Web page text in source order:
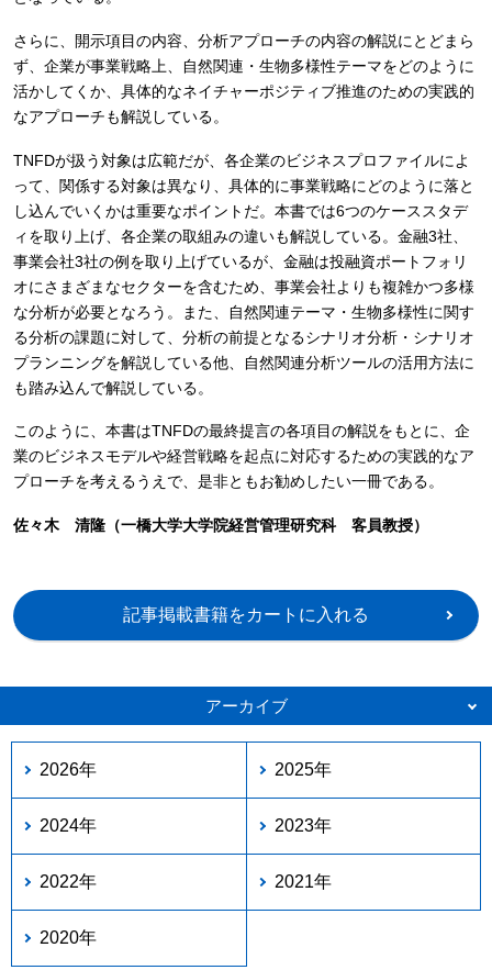
さらに、開示項目の内容、分析アプローチの内容の解説にとどまら
ず、企業が事業戦略上、自然関連・生物多様性テーマをどのように
活かしてくか、具体的なネイチャーポジティブ推進のための実践的
なアプローチも解説している。
TNFDが扱う対象は広範だが、各企業のビジネスプロファイルによ
って、関係する対象は異なり、具体的に事業戦略にどのように落と
し込んでいくかは重要なポイントだ。本書では6つのケーススタデ
ィを取り上げ、各企業の取組みの違いも解説している。金融3社、
事業会社3社の例を取り上げているが、金融は投融資ポートフォリ
オにさまざまなセクターを含むため、事業会社よりも複雑かつ多様
な分析が必要となろう。また、自然関連テーマ・生物多様性に関す
る分析の課題に対して、分析の前提となるシナリオ分析・シナリオ
プランニングを解説している他、自然関連分析ツールの活用方法に
も踏み込んで解説している。
このように、本書はTNFDの最終提言の各項目の解説をもとに、企
業のビジネスモデルや経営戦略を起点に対応するための実践的なア
プローチを考えるうえで、是非ともお勧めしたい一冊である。
佐々木 清隆（一橋大学大学院経営管理研究科 客員教授）
記事掲載書籍をカートに入れる
アーカイブ
2026年 2025年
2024年 2023年
2022年 2021年
2020年